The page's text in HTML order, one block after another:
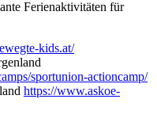
Ferienaktivitäten für
kids.at/
sportunion-actioncamp/
https://www.askoe-